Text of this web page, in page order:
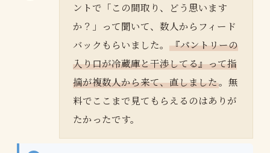
ントで「この間取り、どう思います
か？」って聞いて、数人からフィード
バックもらいました。 『パントリーの
入り口が冷蔵庫と干渉してる』って指
摘が複数人から来て、直しました。無
料でここまで見てもらえるのはありが
たかったです。